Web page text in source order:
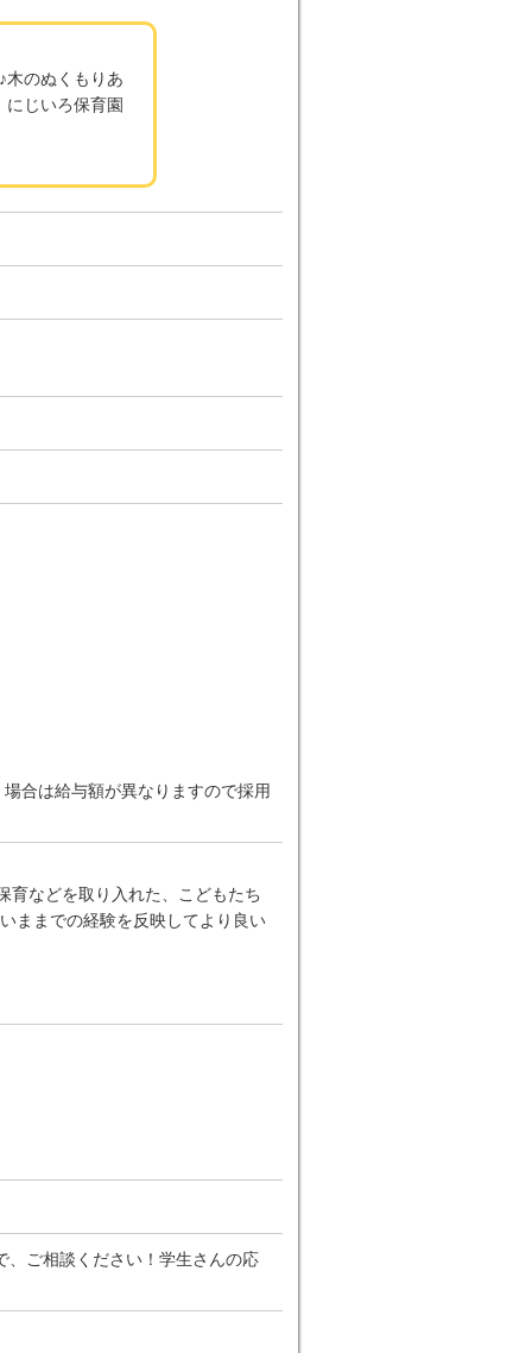
木のぬくもりあ
じいろ保育園
合は給与額が異なりますので採用
育などを取り入れた、こどもたち
ままでの経験を反映してより良い
、ご相談ください！学生さんの応